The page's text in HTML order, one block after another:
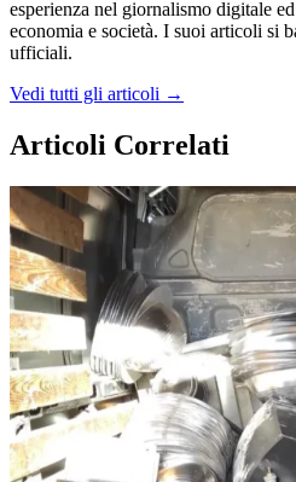
esperienza nel giornalismo digitale
economia e società. I suoi articoli si
ufficiali.
Vedi tutti gli articoli →
Articoli Correlati